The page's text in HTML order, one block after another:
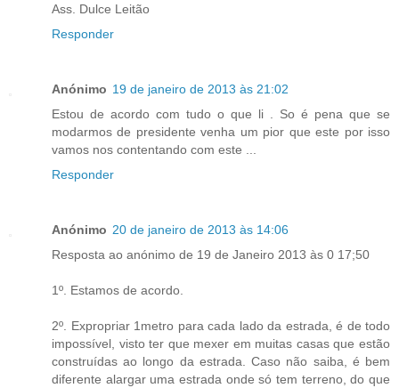
Ass. Dulce Leitão
Responder
Anónimo 19 de janeiro de 2013 às 21:02
Estou de acordo com tudo o que li . So é pena que se
modarmos de presidente venha um pior que este por isso
vamos nos contentando com este ...
Responder
Anónimo 20 de janeiro de 2013 às 14:06
Resposta ao anónimo de 19 de Janeiro 2013 às 0 17;50
1º. Estamos de acordo.
2º. Expropriar 1metro para cada lado da estrada, é de todo
impossível, visto ter que mexer em muitas casas que estão
construídas ao longo da estrada. Caso não saiba, é bem
diferente alargar uma estrada onde só tem terreno, do que